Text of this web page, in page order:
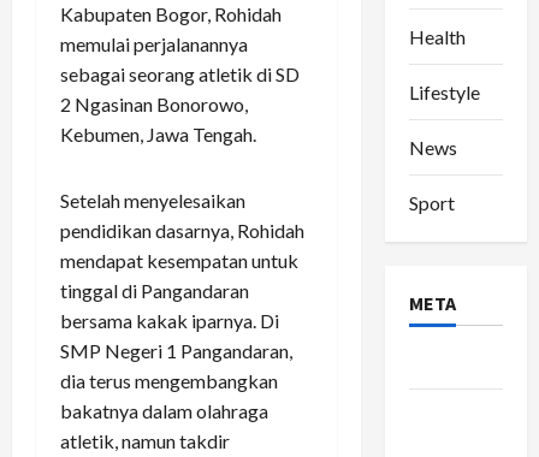
Kabupaten Bogor, Rohidah
memulai perjalanannya
sebagai seorang atletik di SD
2 Ngasinan Bonorowo,
Kebumen, Jawa Tengah.
Setelah menyelesaikan
pendidikan dasarnya, Rohidah
mendapat kesempatan untuk
tinggal di Pangandaran
bersama kakak iparnya. Di
SMP Negeri 1 Pangandaran,
dia terus mengembangkan
bakatnya dalam olahraga
atletik, namun takdir
Health
Lifestyle
News
Sport
META